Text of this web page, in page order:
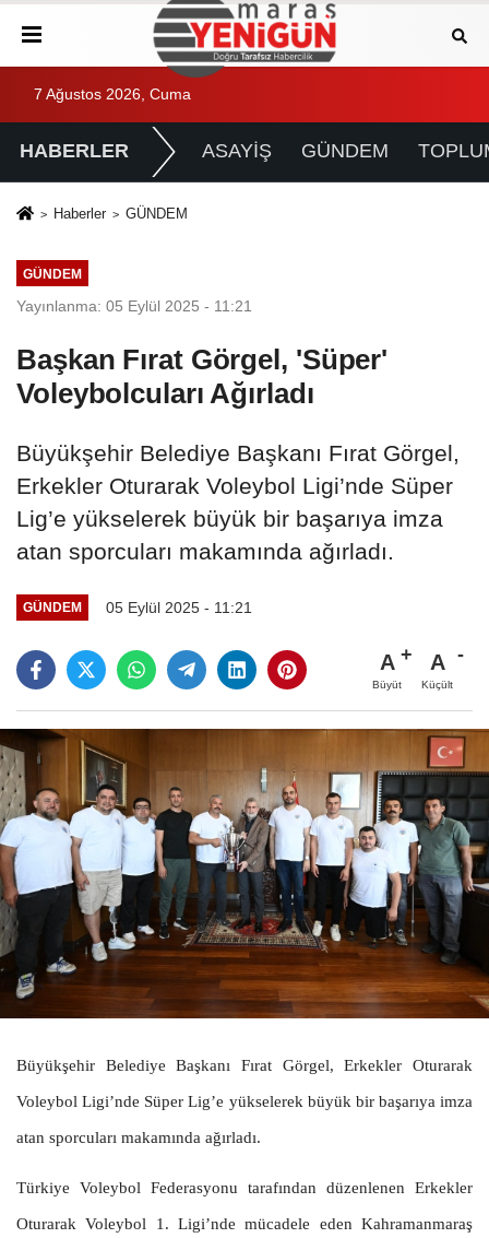
7 Ağustos 2026, Cuma
HABERLER ASAYİŞ GÜNDEM
Haberler GÜNDEM
GÜNDEM
Yayınlanma: 05 Eylül 2025 - 11:21
Başkan Fırat Görgel, 'Süper'
Voleybolcuları Ağırladı
Büyükşehir Belediye Başkanı Fırat Görgel,
Erkekler Oturarak Voleybol Ligi’nde Süper
Lig’e yükselerek büyük bir başarıya imza
atan sporcuları makamında ağırladı.
GÜNDEM 05 Eylül 2025 - 11:21
A
Büyüt
A
Küçült
Büyükşehir Belediye Başkanı Fırat Görgel, Erkekler Oturarak
Voleybol Ligi’nde Süper Lig’e yükselerek büyük bir başarıya imza
atan sporcuları makamında ağırladı.
Türkiye Voleybol Federasyonu tarafından düzenlenen Erkekler
Oturarak Voleybol 1. Ligi’nde mücadele eden Kahramanmaraş